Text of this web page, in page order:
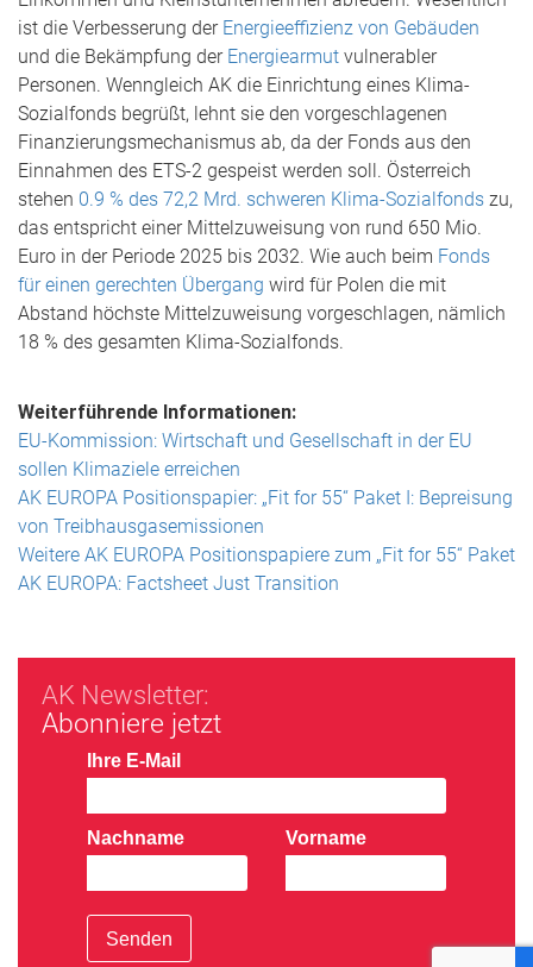
ist die Verbesserung der Energieeffizienz von Gebäuden
und die Bekämpfung der Energiearmut vulnerabler
Personen. Wenngleich AK die Einrichtung eines Klima-
Sozialfonds begrüßt, lehnt sie den vorgeschlagenen
Finanzierungsmechanismus ab, da der Fonds aus den
Einnahmen des ETS-2 gespeist werden soll. Österreich
stehen 0.9 % des 72,2 Mrd. schweren Klima-Sozialfonds zu,
das entspricht einer Mittelzuweisung von rund 650 Mio.
Euro in der Periode 2025 bis 2032. Wie auch beim Fonds
für einen gerechten Übergang wird für Polen die mit
Abstand höchste Mittelzuweisung vorgeschlagen, nämlich
18 % des gesamten Klima-Sozialfonds.
Weiterführende Informationen:
EU-Kommission: Wirtschaft und Gesellschaft in der EU
sollen Klimaziele erreichen
AK EUROPA Positionspapier: „Fit for 55“ Paket I: Bepreisung
von Treibhausgasemissionen
Weitere AK EUROPA Positionspapiere zum „Fit for 55“ Paket
AK EUROPA: Factsheet Just Transition
AK Newsletter:
Abonniere jetzt
Ihre E-Mail
Nachname Vorname
Senden